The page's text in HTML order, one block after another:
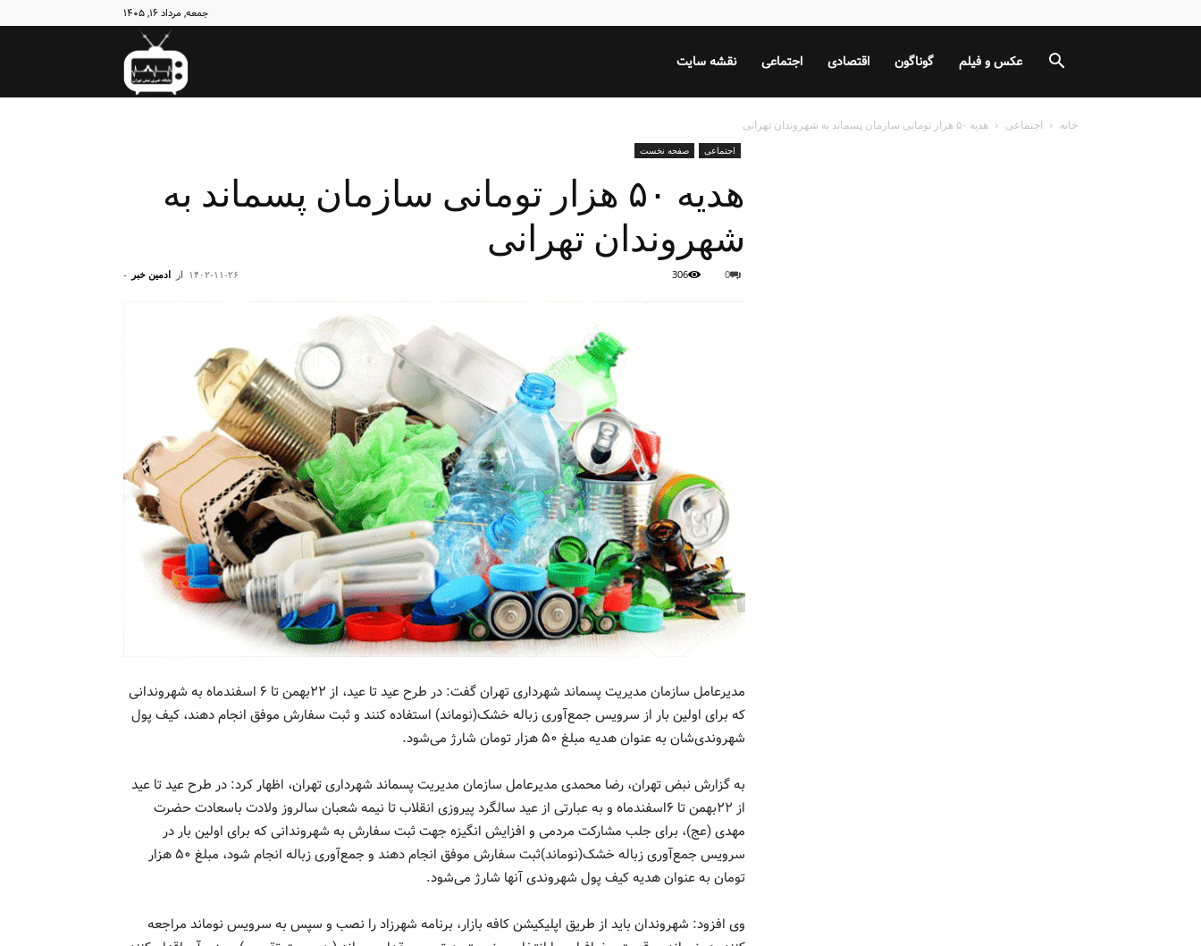
جمعه, مرداد ۱۶, ۱۴۰۵
نبض نقشه سایت اجتماعی اقتصادی گوناگون عکس و فیلم
خانه اجتماعی هدیه ۵۰ هزار تومانی سازمان پسماند به شهروندان تهرانی
اجتماعی صفحه نخست
هدیه ۵۰ هزار تومانی سازمان پسماند به
شهروندان تهرانی
از ادمین خبر - ۱۴۰۲-۱۱-۲۶ 0
306
مدیرعامل سازمان مدیریت پسماند شهرداری تهران گفت: در طرح عید تا عید، از ۲۲بهمن تا ۶ اسفندماه به شهروندانی
که برای اولین بار از سرویس جمع‌آوری زباله خشک(نوماند) استفاده کنند و ثبت سفارش موفق انجام دهند، کیف پول
شهروندی‌شان به عنوان هدیه مبلغ ۵۰ هزار تومان شارژ می‌شود.
به گزارش نبض تهران، رضا محمدی مدیرعامل سازمان مدیریت پسماند شهرداری تهران، اظهار کرد: در طرح عید تا عید
از ۲۲بهمن تا ۶اسفندماه و به عبارتی از عید سالگرد پیروزی انقلاب تا نیمه شعبان سالروز ولادت باسعادت حضرت
مهدی (عج)، برای جلب مشارکت مردمی و افزایش انگیزه جهت ثبت سفارش به شهروندانی که برای اولین بار در
سرویس جمع‌آوری زباله خشک(نوماند)ثبت سفارش موفق انجام دهند و جمع‌آوری زباله انجام شود، مبلغ ۵۰ هزار
تومان به عنوان هدیه کیف پول شهروندی آنها شارژ می‌شود.
وی افزود: شهروندان باید از طریق اپلیکیشن کافه بازار، برنامه شهرزاد را نصب و سپس به سرویس نوماند مراجعه